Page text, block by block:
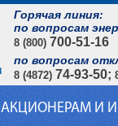
Горячая линия:
по вопросам
8 (800) 700-51-16
по вопросам
8 (4872) 74-93-50;
АКЦИОНЕРАМ И